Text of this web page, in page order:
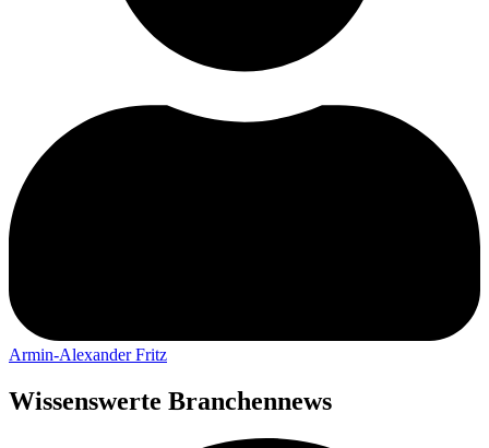
Armin-Alexander Fritz
Wissenswerte Branchennews